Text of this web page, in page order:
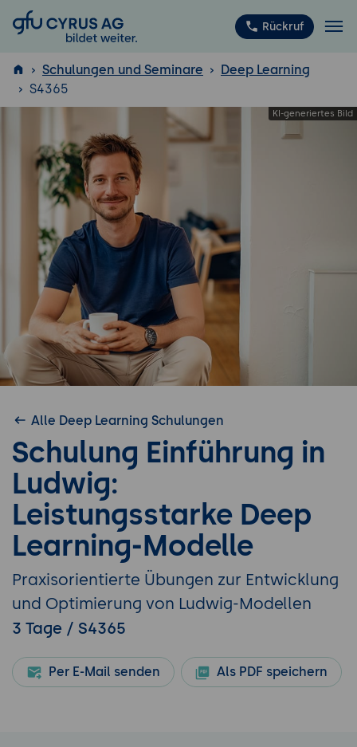
GFU Cyrus AG Rückruf
ISTQB
Schulungen und Seminare
Deep Learning
S4365
Alle Deep Learning Schulungen
Schulung Einführung in
Ludwig:
Leistungsstarke Deep
Learning-Modelle
Praxisorientierte Übungen zur Entwicklung
und Optimierung von Ludwig-Modellen
3 Tage / S4365
Per E-Mail senden Als PDF speichern